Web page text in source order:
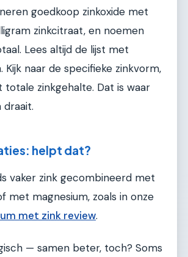
goedkoop zinkoxide met
zinkcitraat, en noemen
Lees altijd de lijst met
Kijk naar de specifieke zinkvorm,
totale zinkgehalte. Dat is waar
helpt dat?
vaker zink gecombineerd met
met magnesium, zoals in onze
met zink review.
— samen beter, toch? Soms